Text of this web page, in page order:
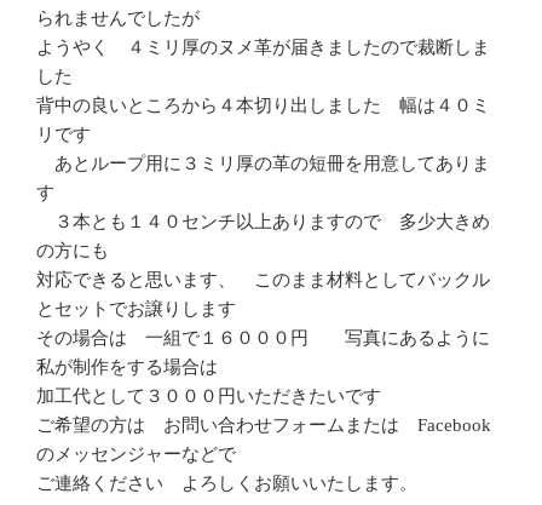
られませんでしたが
ようやく ４ミリ厚のヌメ革が届きましたので裁断しま
した
背中の良いところから４本切り出しました 幅は４０ミ
リです
あとループ用に３ミリ厚の革の短冊を用意してありま
す
３本とも１４０センチ以上ありますので 多少大きめ
の方にも
対応できると思います、 このまま材料としてバックル
とセットでお譲りします
その場合は 一組で１６０００円 写真にあるように
私が制作をする場合は
加工代として３０００円いただきたいです
ご希望の方は お問い合わせフォームまたは Facebook
のメッセンジャーなどで
ご連絡ください よろしくお願いいたします。